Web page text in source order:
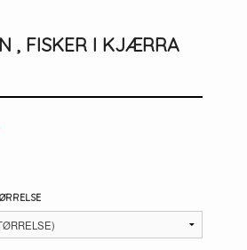
, FISKER I KJÆRRA